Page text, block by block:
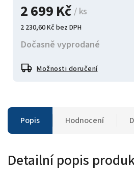
2 699 Kč/ ks
2 230,60 Kč bez DPH
Dočasně vyprodané
Možnosti doručení
Popis Hodnocení
Detailní popis